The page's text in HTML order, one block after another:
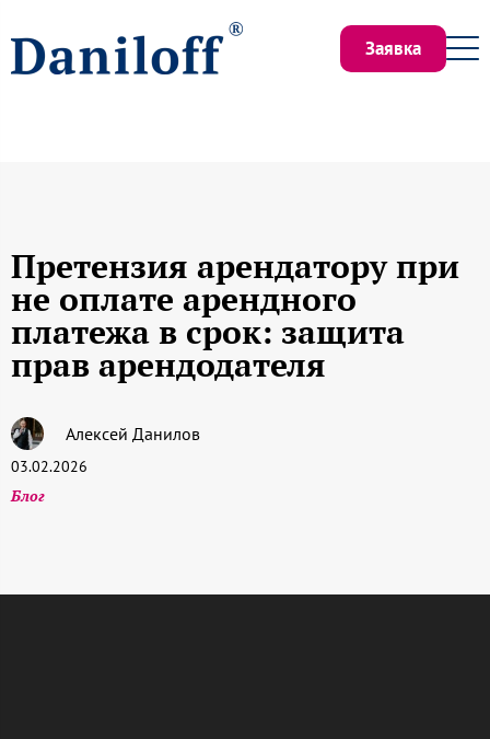
Заявка
Претензия арендатору при
не оплате арендного
платежа в срок: защита
прав арендодателя
Алексей Данилов
03.02.2026
Блог